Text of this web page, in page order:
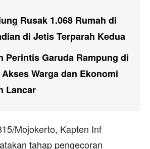
Rusak 1.068 Rumah di
di Jetis Terparah Kedua
Perintis Garuda Rampung di
Warga dan Ekonomi
Lancar
Mojokerto, Kapten Inf
tahap pengecoran